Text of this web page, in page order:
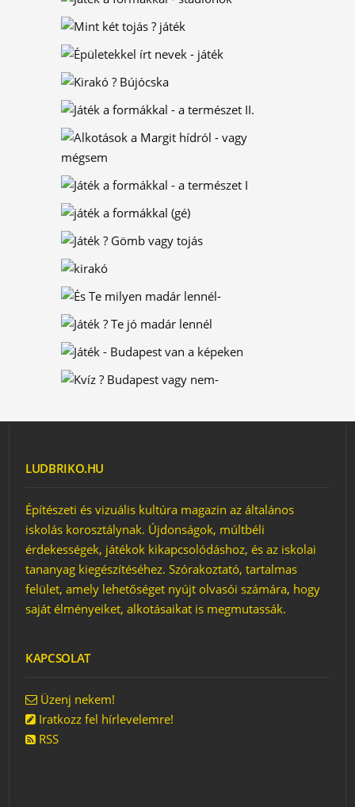
KIRAKÓ
JÁTÉK A FORMÁKKAL –
MINT KÉT TOJÁS ?
ÉPÜLETEKKEL ÍRT
A TERMÉSZET II.
MÉGSEM?
JÁTÉK A FORMÁKKAL
JÁTÉK – GÖMB VAGY
TOJÁS?
JÁTÉK – KIRAKÓ
JÁTÉK – ÉS TE MILYEN
MADÁR LENNÉL?
JÁTÉK – BUDAPEST VAN
A KÉPEKEN?
NEM?
LUDBRIKO.HU
Építészeti és vizuális kultúra magazin az általános
iskolás korosztálynak. Újdonságok, múltbéli
érdekességek, játékok kikapcsolódáshoz, és az iskolai
tananyag kiegészítéséhez. Szórakoztató, tartalmas
felület, amely lehetőséget nyújt olvasói számára, hogy
saját élményeiket, alkotásaikat is megmutassák.
KAPCSOLAT
Üzenj nekem!
Iratkozz fel hírlevelemre!
RSS